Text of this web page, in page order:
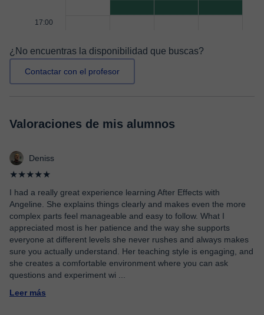
17:00
¿No encuentras la disponibilidad que buscas?
Contactar con el profesor
Valoraciones de mis alumnos
Deniss
★★★★★
I had a really great experience learning After Effects with
Angeline. She explains things clearly and makes even the more
complex parts feel manageable and easy to follow. What I
appreciated most is her patience and the way she supports
everyone at different levels she never rushes and always makes
sure you actually understand. Her teaching style is engaging, and
she creates a comfortable environment where you can ask
questions and experiment wi
Leer más